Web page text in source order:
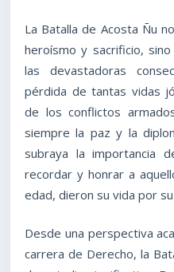
La Batalla de Acosta Ñu
heroísmo y sacrificio,
las devastadoras
pérdida de tantas vidas
de los conflictos
siempre la paz y la
subraya la importancia
recordar y honrar a
edad, dieron su vida por
Desde una perspectiva
carrera de Derecho, la